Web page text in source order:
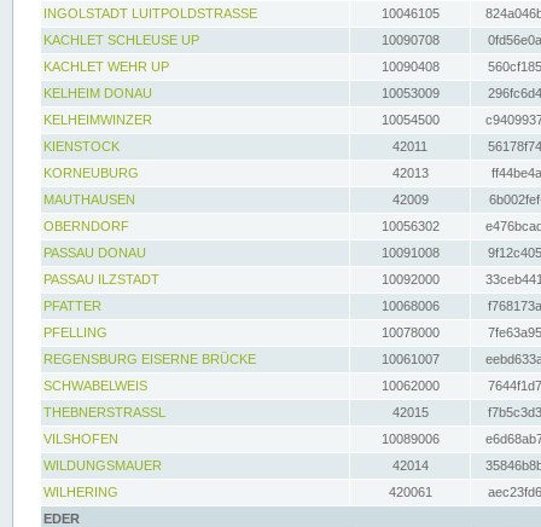
INGOLSTADT LUITPOLDSTRASSE
10046105
KACHLET SCHLEUSE UP
10090708
KACHLET WEHR UP
10090408
KELHEIM DONAU
10053009
KELHEIMWINZER
10054500
KIENSTOCK
42011
KORNEUBURG
42013
MAUTHAUSEN
42009
OBERNDORF
10056302
PASSAU DONAU
10091008
PASSAU ILZSTADT
10092000
PFATTER
10068006
PFELLING
10078000
REGENSBURG EISERNE BRÜCKE
10061007
SCHWABELWEIS
10062000
THEBNERSTRASSL
42015
VILSHOFEN
10089006
WILDUNGSMAUER
42014
WILHERING
420061
EDER